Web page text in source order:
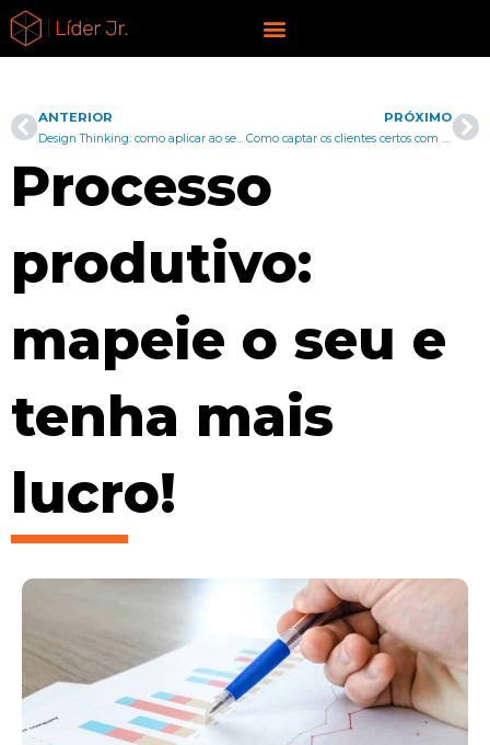
liderjr.com
para
Anterior
ANTERIOR
Design Thinking: como aplicar ao seu negócio
PRÓXIMO
Como captar os clientes certos com uma análise de mercado?
Processo
produtivo:
mapeie o seu e
tenha mais
lucro!